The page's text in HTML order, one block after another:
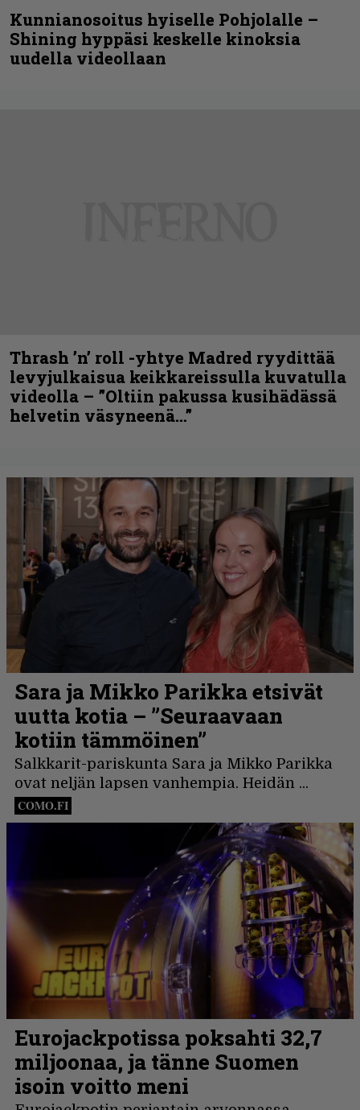
Kunnianosoitus hyiselle Pohjolalle –
Shining hyppäsi keskelle kinoksia
uudella videollaan
Thrash ’n’ roll -yhtye Madred ryydittää
levyjulkaisua keikkareissulla kuvatulla
videolla – ”Oltiin pakussa kusihädässä
helvetin väsyneenä…”